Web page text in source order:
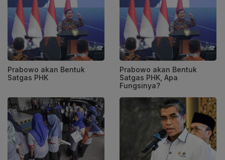
Prabowo akan Bentuk
Satgas PHK
Prabowo akan Bentuk
Satgas PHK, Apa
Fungsinya?